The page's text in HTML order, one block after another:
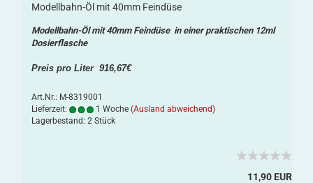
Modellbahn-Öl mit 40mm Feindüse
Modellbahn-Öl mit 40mm Feindüse in einer praktischen 12ml
Dosierflasche
Preis pro Liter 916,67€
Art.Nr.: M-8319001
Lieferzeit:
1 Woche (Ausland abweichend)
Lagerbestand: 2 Stück
11,90 EUR